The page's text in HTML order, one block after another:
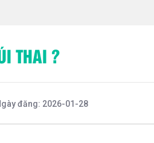
THAI ?
đăng: 2026-01-28